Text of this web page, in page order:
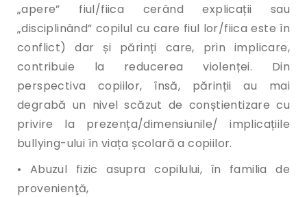
„apere” fiul/fiica cerând explicații sau
„disciplinând” copilul cu care fiul lor/fiica este în
conflict) dar și părinți care, prin implicare,
contribuie la reducerea violenței. Din
perspectiva copiilor, însă, părinții au mai
degrabă un nivel scăzut de conștientizare cu
privire la prezența/dimensiunile/ implicațiile
bullying-ului în viața școlară a copiilor.
• Abuzul fizic asupra copilului, în familia de
provenienţă,